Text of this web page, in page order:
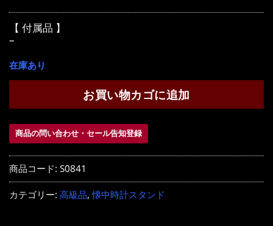
【 付属品 】
–
在庫あり
お買い物カゴに追加
商品の問い合わせ・セール告知登録
商品コード: S0841
カテゴリー: 高級品,懐中時計スタンド